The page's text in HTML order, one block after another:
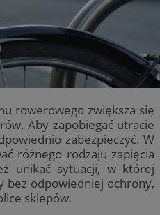
rowerowego zwiększa się
Aby zapobiegać utracie
zabezpieczyć. W
różnego rodzaju zapięcia
unikać sytuacji, w której
bez odpowiedniej ochrony,
sklepów.